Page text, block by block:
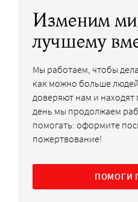
Изменим
лучшему
Мы работаем, чтобы
как можно больше
доверяют нам и
день мы продолжаем
помогать: оформите
пожертвование!
ПОМОГИ